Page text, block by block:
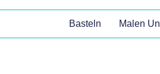
Basteln Malen